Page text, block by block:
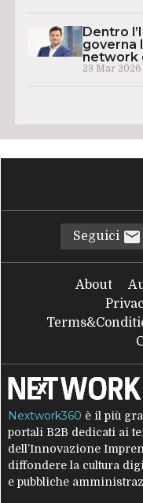
Dentro
governa
network
23 Mar 2026
Seguici
About
Nextwork360 è il più
portali B2B dedicati ai
dell’Innovazione
diffondere la cultura
e pubbliche